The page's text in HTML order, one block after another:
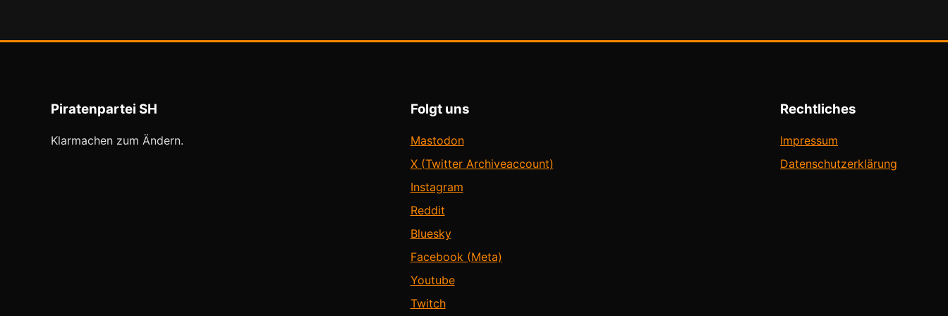
Piratenpartei SH
Klarmachen zum Ändern.
Folgt uns
Mastodon
X (Twitter Archiveaccount)
Instagram
Reddit
Bluesky
Facebook (Meta)
Youtube
Twitch
Rechtliches
Impressum
Datenschutzerklärung